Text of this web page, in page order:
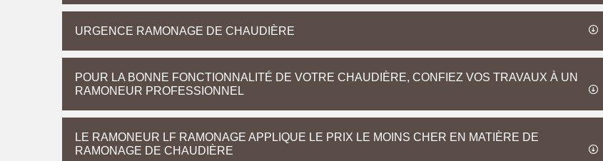
URGENCE RAMONAGE DE CHAUDIÈRE
POUR LA BONNE FONCTIONNALITÉ DE VOTRE CHAUDIÈRE, CONFIEZ VOS TRAVAUX À UN
RAMONEUR PROFESSIONNEL
LE RAMONEUR LF RAMONAGE APPLIQUE LE PRIX LE MOINS CHER EN MATIÈRE DE
RAMONAGE DE CHAUDIÈRE